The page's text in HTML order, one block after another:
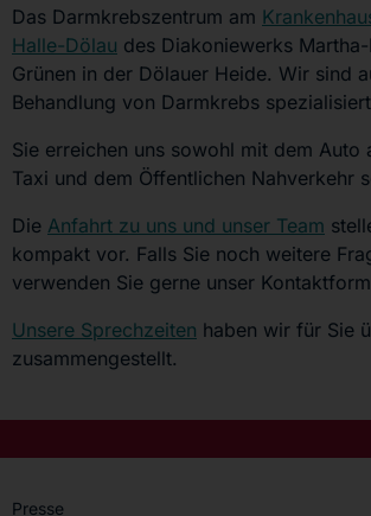
Das Darmkrebszentrum am
Halle-Dölau des Diakoniewerks
Grünen in der Dölauer Heide. Wir sind
Behandlung von Darmkrebs
Sie erreichen uns sowohl mit dem Auto
Taxi und dem Öffentlichen Nahverkehr
Die Anfahrt zu uns und unser Team
kompakt vor. Falls Sie noch weitere
verwenden Sie gerne unser
Unsere Sprechzeiten haben wir für Sie
zusammengestellt.
Presse